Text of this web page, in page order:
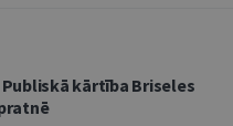
kārtība Briseles